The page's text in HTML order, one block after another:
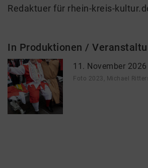
Redaktuer für rhein-kreis-
In Produktionen /
11. November 2026
Foto 2023, Michael